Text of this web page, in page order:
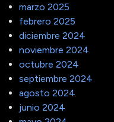
marzo 2025
febrero 2025
diciembre 2024
noviembre 2024
octubre 2024
septiembre 2024
agosto 2024
junio 2024